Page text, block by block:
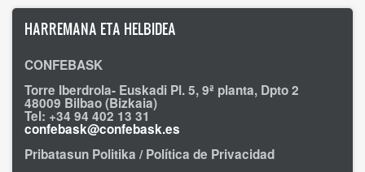
HARREMANA ETA HELBIDEA
CONFEBASK
Torre Iberdrola- Euskadi Pl. 5, 9ª planta, Dpto 2
48009 Bilbao (Bizkaia)
Tel: +34 94 402 13 31
confebask@confebask.es
Pribatasun Politika / Política de Privacidad